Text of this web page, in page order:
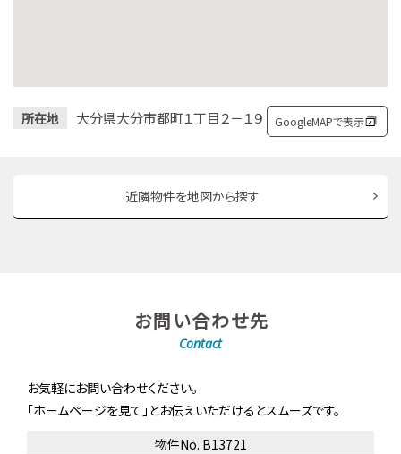
所在地 大分県大分市都町１丁目２－１９ GoogleMAPで表示
近隣物件を地図から探す
お問い合わせ先
Contact
お気軽にお問い合わせください。
「ホームページを見て」とお伝えいただけるとスムーズです。
物件No. B13721